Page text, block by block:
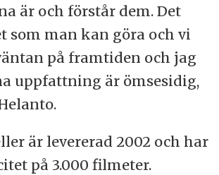
är och förstår dem. Det
som man kan göra och vi
på framtiden och jag
uppfattning är ömsesidig,
är levererad 2002 och har
på 3.000 filmeter.